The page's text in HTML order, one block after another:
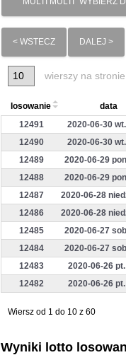
< WSTECZ DALEJ >
wierszy na stronie
losowanie
data
12491
2020-06-30
12490
2020-06-30
12489
2020-06-29
12488
2020-06-29
12487
2020-06-28
12486
2020-06-28
12485
2020-06-27
12484
2020-06-27
12483
2020-06-26
12482
2020-06-26
Wiersz od 1 do 10 z 60
Wyniki lotto